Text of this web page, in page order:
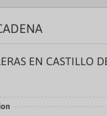
EN CASTILLO